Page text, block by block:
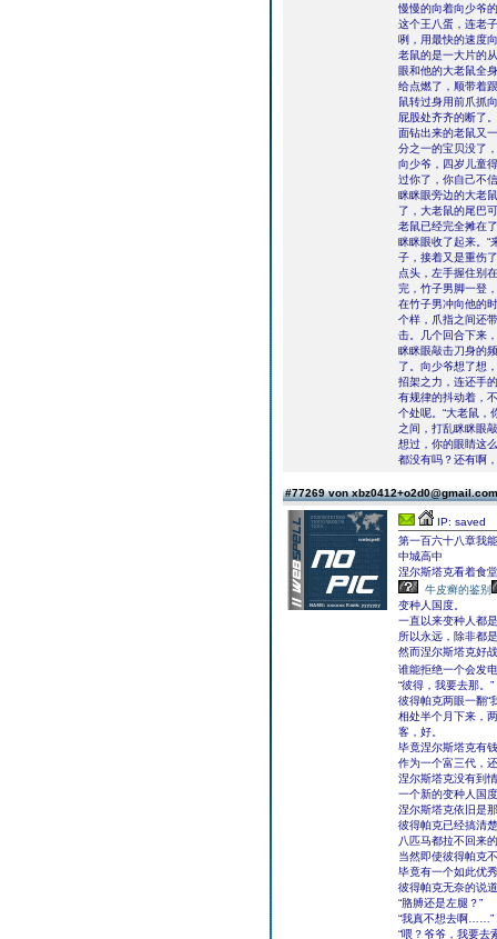
慢慢的向着向少爷
这个王八蛋，连老
咧，用最快的速度
老鼠的是一大片的
眼和他的大老鼠全
给点燃了，顺带着
鼠转过身用前爪抓
屁股处齐齐的断了
面钻出来的老鼠又
分之一的宝贝没了
向少爷，四岁儿童
过你了，你自己不
眯眯眼旁边的大老
了，大老鼠的尾巴
老鼠已经完全摊在
眯眯眼收了起来。“
子，接着又是重伤
点头，左手握住别
完，竹子男脚一登
在竹子男冲向他的
个样，爪指之间还
击。几个回合下来
眯眯眼敲击刀身的
了。向少爷想了想
招架之力，连还手
有规律的抖动着，
个处呢。“大老鼠，
之间，打乱眯眯眼
想过，你的眼睛这
都没有吗？还有啊
#77269 von
IP: saved
第一百六十八章我
中城高中
涅尔斯塔克看着食
牛皮癣的鉴别
变种人国度。
一直以来变种人都
所以永远，除非都
然而涅尔斯塔克好
谁能拒绝一个会发
“彼得，我要去那。”
彼得帕克两眼一翻“
相处半个月下来，
客，好。
毕竟涅尔斯塔克有
作为一个富三代，
涅尔斯塔克没有到
一个新的变种人国
涅尔斯塔克依旧是
彼得帕克已经搞清
八匹马都拉不回来
当然即使彼得帕克
毕竟有一个如此优
彼得帕克无奈的说
“胳膊还是左腿？”
“我真不想去啊……”
“喂？爷爷，我要去